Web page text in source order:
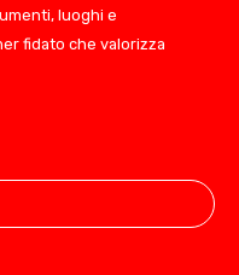
luoghi e
fidato che valorizza